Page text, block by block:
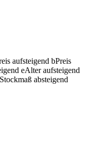
aufsteigend bPreis
eAlter aufsteigend
Stockmaß absteigend